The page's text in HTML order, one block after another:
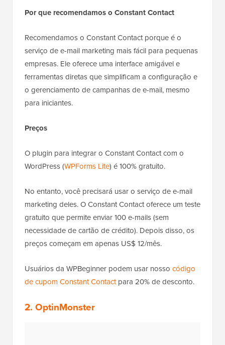
Por que recomendamos o Constant Contact
Recomendamos o Constant Contact porque é o
serviço de e-mail marketing mais fácil para pequenas
empresas. Ele oferece uma interface amigável e
ferramentas diretas que simplificam a configuração e
o gerenciamento de campanhas de e-mail, mesmo
para iniciantes.
Preços
O plugin para integrar o Constant Contact com o
WordPress (WPForms Lite) é 100% gratuito.
No entanto, você precisará usar o serviço de e-mail
marketing deles. O Constant Contact oferece um teste
gratuito que permite enviar 100 e-mails (sem
necessidade de cartão de crédito). Depois disso, os
preços começam em apenas US$ 12/mês.
Usuários da WPBeginner podem usar nosso código
de cupom Constant Contactpara 20% de desconto.
2. OptinMonster